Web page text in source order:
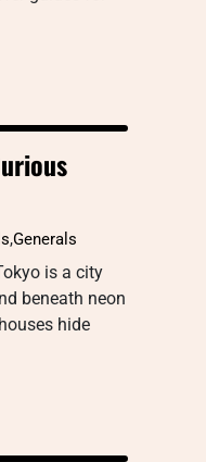
,Generals
is a city
beneath neon
hide